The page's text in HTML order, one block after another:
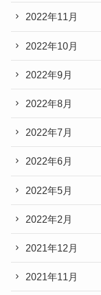
2022年11月
2022年10月
2022年9月
2022年8月
2022年7月
2022年6月
2022年5月
2022年2月
2021年12月
2021年11月